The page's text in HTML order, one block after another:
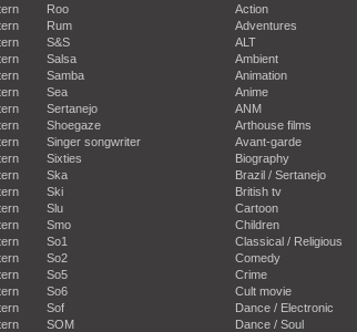
Roo
Rum
S&S
Salsa
Samba
Sea
Sertanejo
Shoegaze
Singer songwriter
Sixties
Ska
Ski
Slu
Smo
So1
So2
So5
So6
Sof
SOM
Action
Adventures
ALT
Ambient
Animation
Anime
ANM
Arthouse films
Avant-garde
Biography
Brazil / Sertanejo
British tv
Cartoon
Children
Classical / Religious
Comedy
Crime
Cult movie
Dance / Electronic
Dance / Soul